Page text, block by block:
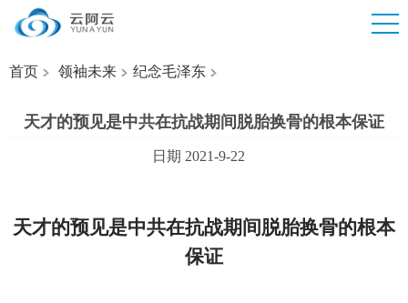
首页 领袖未来 纪念毛泽东
天才的预见是中共在抗战期间脱胎换骨的根本保证
日期 2021-9-22
天才的预见是中共在抗战期间脱胎换骨的根本
保证